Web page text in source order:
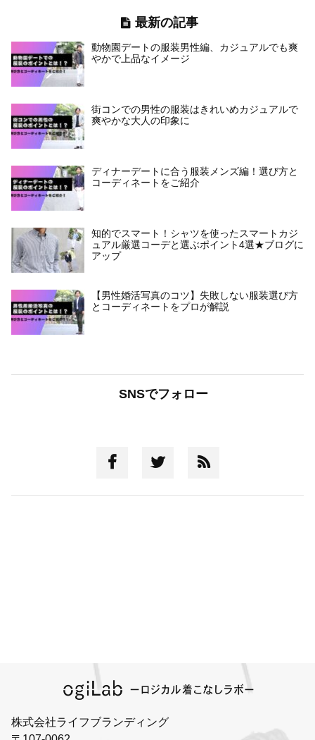
最新の記事
動物園デートの服装男性編、カジュアルでも爽
やかで上品なイメージ
街コンでの男性の服装はきれいめカジュアルで
爽やかな大人の印象に
ディナーデートに合う服装メンズ編！選び方と
コーディネートをご紹介
知的でスマート！シャツを使ったスマートカジ
ュアル厳選コーデと選ぶポイント4選★ブログに
アップ
【男性婚活写真のコツ】失敗しない服装選び方
とコーディネートをプロが解説
SNSでフォロー
株式会社ライフブランディング